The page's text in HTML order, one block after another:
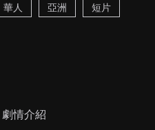
華人 亞洲 短片
劇情介紹